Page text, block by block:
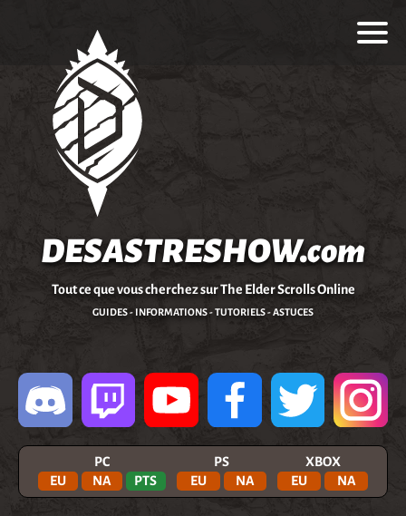
DESASTRESHOW.com
Tout ce que vous cherchez sur The Elder Scrolls Online
GUIDES - INFORMATIONS - TUTORIELS - ASTUCES
PC
EU
NA PTS
PS
EU
NA
XBOX
EU
NA